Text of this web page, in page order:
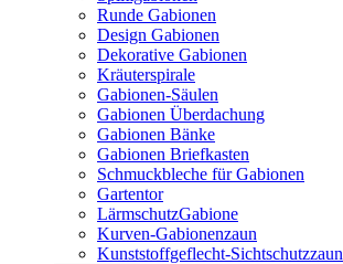
Runde Gabionen
Design Gabionen
Dekorative Gabionen
Kräuterspirale
Gabionen-Säulen
Gabionen Überdachung
Gabionen Bänke
Gabionen Briefkasten
Schmuckbleche für Gabionen
Gartentor
LärmschutzGabione
Kurven-Gabionenzaun
Kunststoffgeflecht-Sichtschutzzaun